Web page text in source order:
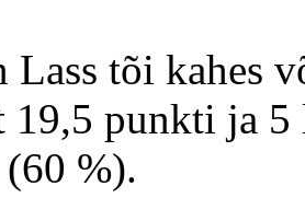
tõi kahes
19,5 punkti ja 5
%).